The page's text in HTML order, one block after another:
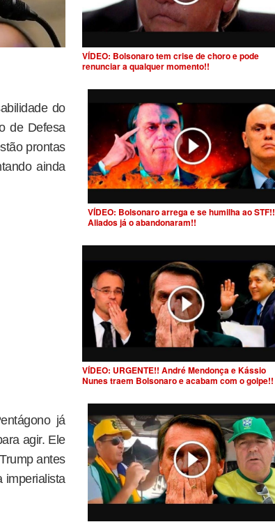
do
de Defesa
prontas
ainda
já
agir. Ele
antes
imperialista
VÍDEO: Bolsonaro tem crise de choro e pode
renunciar a qualquer momento!!
VÍDEO: Bolsonaro arrega e se humilha ao STF!!
Aliados já o abandonaram!!
VÍDEO: URGENTE!! André Mendonça e Kássio
Nunes traem Bolsonaro e acabam com o golpe!!